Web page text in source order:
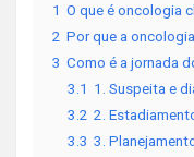
1 O que é oncologia
2 Por que a
3 Como é a jornada
3.1 1. Suspeita e
3.2 2.
3.3 3.